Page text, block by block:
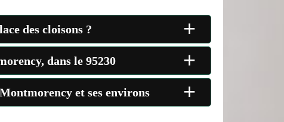
des cloisons ? +
dans le 95230 +
et ses environs +